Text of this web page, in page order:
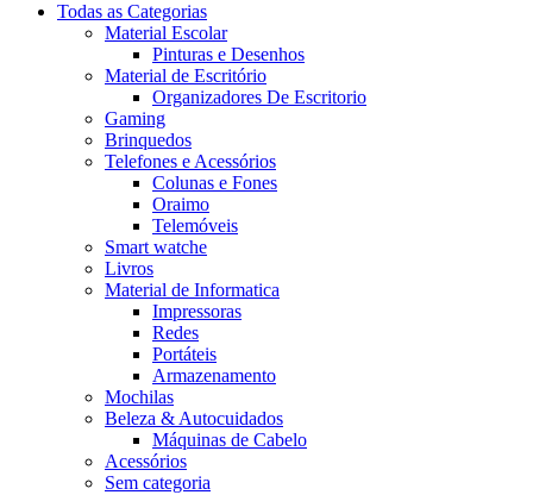
Todas as Categorias
Material Escolar
Pinturas e Desenhos
Material de Escritório
Organizadores De Escritorio
Gaming
Brinquedos
Telefones e Acessórios
Colunas e Fones
Oraimo
Telemóveis
Smart watche
Livros
Material de Informatica
Impressoras
Redes
Portáteis
Armazenamento
Mochilas
Beleza & Autocuidados
Máquinas de Cabelo
Acessórios
Sem categoria